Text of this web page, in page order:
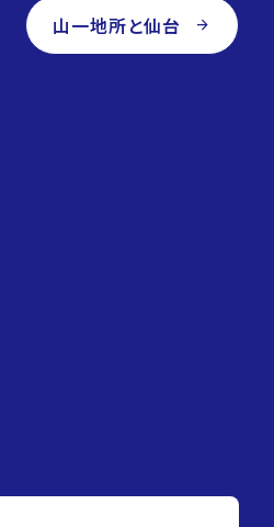
山一地所と仙台 arrow_forward